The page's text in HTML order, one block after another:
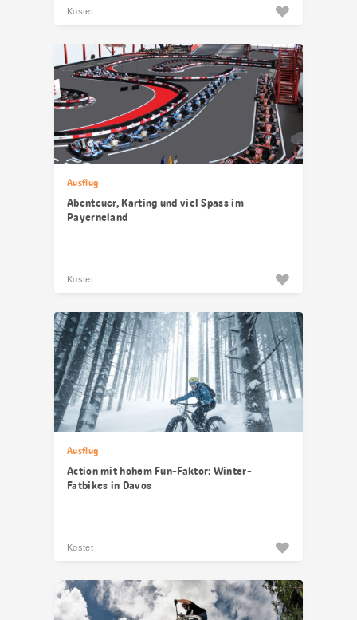
Kostet
Ausflug
Abenteuer, Karting und viel Spass im
Payerneland
Kostet
Ausflug
Action mit hohem Fun-Faktor: Winter-
Fatbikes in Davos
Kostet